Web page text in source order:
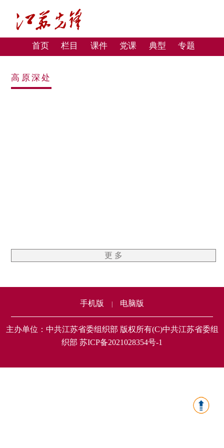
首页 栏目 课件 党课 典型 专题
高原深处
更 多
手机版 电脑版
主办单位：中共江苏省委组织部 版权所有(C)中共江苏省委组
织部 苏ICP备2021028354号-1